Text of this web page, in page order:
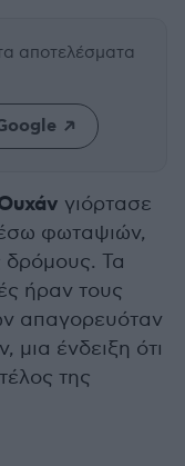
αποτελέσματα
γιόρτασε
φωταψιών,
δρόμους. Τα
ήραν τους
απαγορευόταν
μια ένδειξη ότι
της